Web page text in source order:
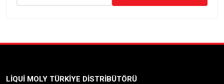
LIQUI MOLY TÜRKIYE DISTRIBÜTÖRÜ